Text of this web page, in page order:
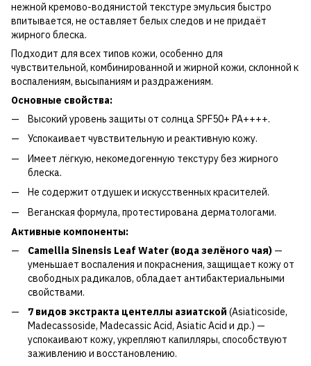
нежной кремово-водянистой текстуре эмульсия быстро
впитывается, не оставляет белых следов и не придаёт
жирного блеска.
Подходит для всех типов кожи, особенно для
чувствительной, комбинированной и жирной кожи, склонной к
воспалениям, высыпаниям и раздражениям.
Основные свойства:
Высокий уровень защиты от солнца SPF50+ PA++++.
Успокаивает чувствительную и реактивную кожу.
Имеет лёгкую, некомедогенную текстуру без жирного
блеска.
Не содержит отдушек и искусственных красителей.
Веганская формула, протестирована дерматологами.
Активные компоненты:
Camellia Sinensis Leaf Water (вода зелёного чая) —
уменьшает воспаления и покраснения, защищает кожу от
свободных радикалов, обладает антибактериальными
свойствами.
7 видов экстракта центеллы азиатской (Asiaticoside,
Madecassoside, Madecassic Acid, Asiatic Acid и др.) —
успокаивают кожу, укрепляют капилляры, способствуют
заживлению и восстановлению.